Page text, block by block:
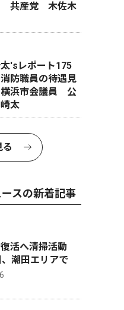
共産党 木佐木
'sレポート175
防職員の待遇見
浜市会議員 公
太
る
スの新着記事
活へ清掃活動
、潮田エリアで